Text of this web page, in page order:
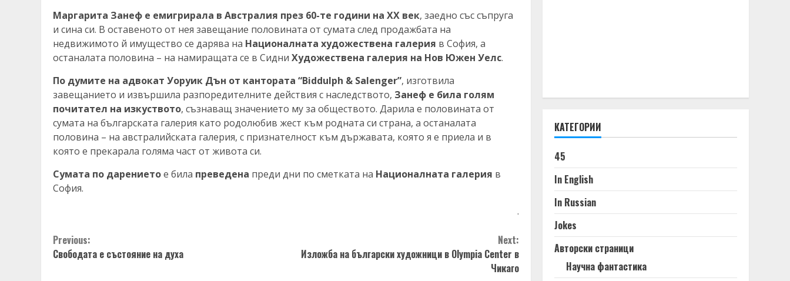
Маргарита Занеф е емигрирала в Австралия през 60-те години на XX век, заедно със съпруга
и сина си. В оставеното от нея завещание половината от сумата след продажбата на
недвижимото й имущество се дарява на Националната художествена галерия в София, а
останалата половина – на намиращата се в Сидни Художествена галерия на Нов Южен Уелс.
По думите на адвокат Уоруик Дън от кантората “Biddulph & Salenger”, изготвила
завещанието и извършила разпоредителните действия с наследството, Занеф е била голям
почитател на изкуството, съзнаващ значението му за обществото. Дарила е половината от
сумата на българската галерия като родолюбив жест към родната си страна, а останалата
половина – на австралийската галерия, с признателност към държавата, която я е приела и в
която е прекарала голяма част от живота си.
Сумата по дарениетое била преведена преди дни по сметката на Националната галерия в
София.
.
Continue
Reading
Previous:
Свободата е състояние на духа
Next:
Изложба на български художници в Olympia Center в
Чикаго
КАТЕГОРИИ
45
In English
In Russian
Jokes
Авторски страници
Научна фантастика